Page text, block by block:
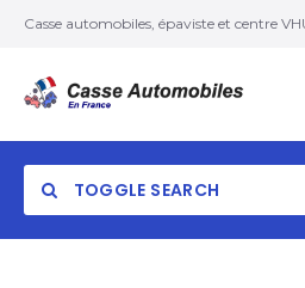
Casse automobiles, épaviste et centre
TOGGLE SEARCH